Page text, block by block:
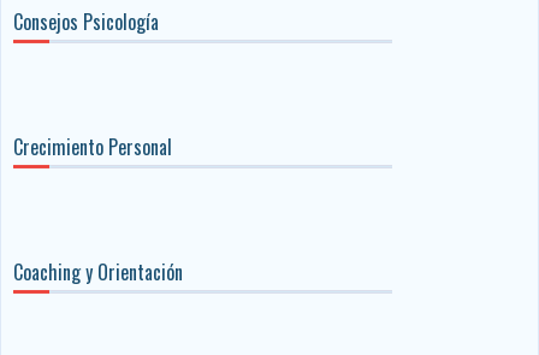
Consejos Psicología
Crecimiento Personal
Coaching y Orientación